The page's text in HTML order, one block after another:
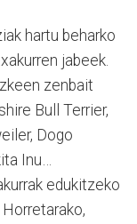
hartu beharko
jabeek.
zenbait
Bull Terrier,
Dogo
Inu…
edukitzeko